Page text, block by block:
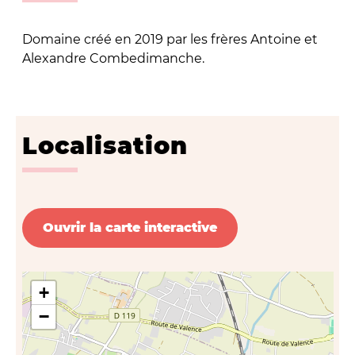
Domaine créé en 2019 par les frères Antoine et
Alexandre Combedimanche.
Localisation
Ouvrir la carte interactive
+
−